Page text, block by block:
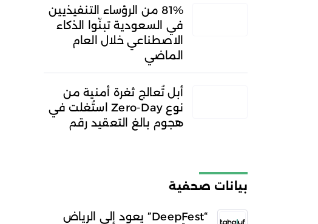
81% من الرؤساء التنفيذيين
في السعودية تبنّوا الذكاء
الاصطناعي خلال العام
الماضي
أبل تُعالج ثغرة أمنية من
نوع Zero-Day استُغلت في
هجوم بالغ التعقيد رقم
بيانات صحفية
“DeepFest” يعود إلى الرياض